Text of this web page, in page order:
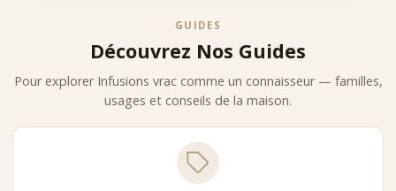
Choisir Comptoir Nourisson, c’est accéder :
a une sélection rigoureuse d’infusions en vrac premium
•a des maisons iconiques et fiables
a une vision experte et apaisée du bien-être
Notre ambition est de positionner Comptoir Nourisson comme
une référence incontournable des infusions en vrac premium,
au meme niveau d’exigence que les grandes maisons du thé.
GUIDES
Découvrez Nos Guides
Pour explorer Infusions vrac comme un connaisseur — familles,
usages et conseils de la maison.